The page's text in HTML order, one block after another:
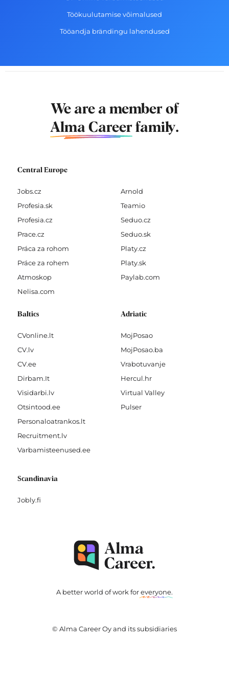
Töökuulutamise võimalused
Tööandja brändingu lahendused
We are a member of
Alma Career family.
Central Europe
Jobs.cz
Profesia.sk
Profesia.cz
Prace.cz
Práca za rohom
Práce za rohem
Atmoskop
Nelisa.com
Arnold
Teamio
Seduo.cz
Seduo.sk
Platy.cz
Platy.sk
Paylab.com
Baltics
CVonline.lt
CV.lv
CV.ee
Dirbam.It
Visidarbi.lv
Otsintood.ee
Personaloatrankos.lt
Recruitment.lv
Varbamisteenused.ee
Adriatic
MojPosao
MojPosao.ba
Vrabotuvanje
Hercul.hr
Virtual Valley
Pulser
Scandinavia
Jobly.fi
A better world of work foreveryone.
© Alma Career Oy and its subsidiaries